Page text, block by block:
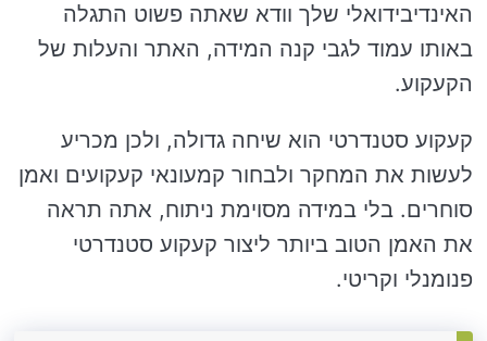
האינדיבידואלי שלך וודא שאתה פשוט התגלה
באותו עמוד לגבי קנה המידה, האתר והעלות של
הקעקוע.
קעקוע סטנדרטי הוא שיחה גדולה, ולכן מכריע
לעשות את המחקר ולבחור קמעונאי קעקועים ואמן
סוחרים. בלי במידה מסוימת ניתוח, אתה תראה
את האמן הטוב ביותר ליצור קעקוע סטנדרטי
פנומנלי וקריטי.